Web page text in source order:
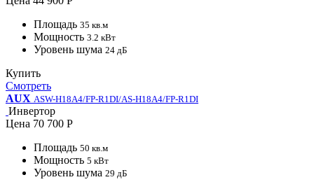
Площадь 35 кв.м
Мощность 3.2 кВт
Уровень шума 24 дБ
Купить
Смотреть
AUX ASW-H18A4/FP-R1DI/AS-H18A4/FP-R1DI
Инвертор
Цена 70 700 Р
Площадь 50 кв.м
Мощность 5 кВт
Уровень шума 29 дБ